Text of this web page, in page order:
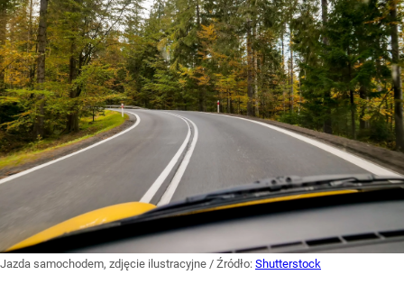
Jazda samochodem, zdjęcie ilustracyjne / Źródło: Shutterstock